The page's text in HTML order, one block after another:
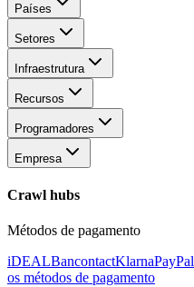
Países
Setores
Infraestrutura
Recursos
Programadores
Empresa
Crawl hubs
Métodos de pagamento
iDEALBancontactKlarnaPayPal
os métodos de pagamento